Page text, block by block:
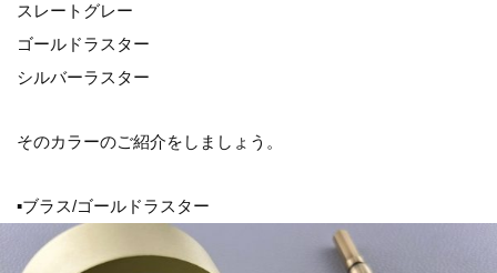
スレートグレー
ゴールドラスター
シルバーラスター
そのカラーのご紹介をしましょう。
▪ブラス/ゴールドラスター